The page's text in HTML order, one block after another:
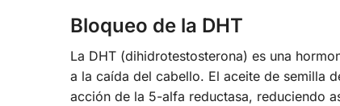
Bloqueo de la DHT
La DHT (dihidrotestosterona) es una
a la caída del cabello. El aceite de semilla
acción de la 5-alfa reductasa, reduciendo